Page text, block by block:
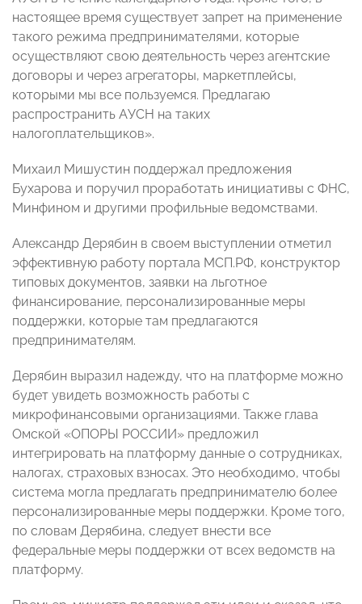
настоящее время существует запрет на применение
такого режима предпринимателями, которые
осуществляют свою деятельность через агентские
договоры и через агрегаторы, маркетплейсы,
которыми мы все пользуемся. Предлагаю
распространить АУСН на таких
налогоплательщиков».
Михаил Мишустин поддержал предложения
Бухарова и поручил проработать инициативы с ФНС,
Минфином и другими профильные ведомствами.
Александр Дерябин в своем выступлении отметил
эффективную работу портала МСП.РФ, конструктор
типовых документов, заявки на льготное
финансирование, персонализированные меры
поддержки, которые там предлагаются
предпринимателям.
Дерябин выразил надежду, что на платформе можно
будет увидеть возможность работы с
микрофинансовыми организациями. Также глава
Омской «ОПОРЫ РОССИИ» предложил
интегрировать на платформу данные о сотрудниках,
налогах, страховых взносах. Это необходимо, чтобы
система могла предлагать предпринимателю более
персонализированные меры поддержки. Кроме того,
по словам Дерябина, следует внести все
федеральные меры поддержки от всех ведомств на
платформу.